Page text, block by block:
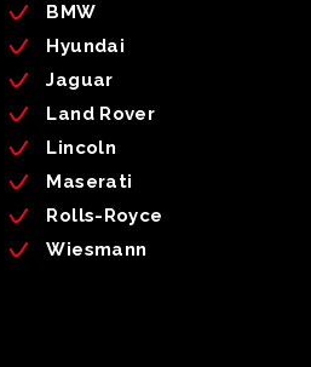
BMW
Hyundai
Jaguar
Land Rover
Lincoln
Maserati
Rolls-Royce
Wiesmann